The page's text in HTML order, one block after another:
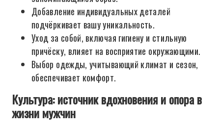
Добавление индивидуальных деталей
подчёркивает вашу уникальность.
Уход за собой, включая гигиену и стильную
причёску, влияет на восприятие окружающими.
Выбор одежды, учитывающий климат и сезон,
обеспечивает комфорт.
Культура: источник вдохновения и опора в
жизни мужчин